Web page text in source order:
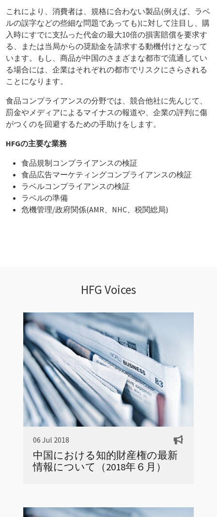
これにより、消費者は、規格に合わない製品(例えば、ラベ
ルの誤字などの些細な問題であっても)に対して注目し、購
入時にすでに支払った代金の最大10倍の損害賠償を要求す
る、または当局からの奨励金を請求する動機付けとなって
います。もし、商品が中国のさまざまな都市で流通してい
る場合には、企業はそれぞれの都市でリスクにさらされる
ことになります。
食品コンプライアンスの分野では、競合他社に先んじて、
罰金やメディアによるマイナスの報道や、企業の評判に傷
がつくのを回避するための手助けをします。
HFGの主要な業務
食品規制コンプライアンスの検証
食品広告マーケティングコンプライアンスの検証
ラベルコンプライアンスの検証
ラベルの準備
危機管理/政府関係(AMR、NHC、税関総局)
HFG Voices
06 Jul 2018
中国における知的財産権の最新
情報について（2018年６月）